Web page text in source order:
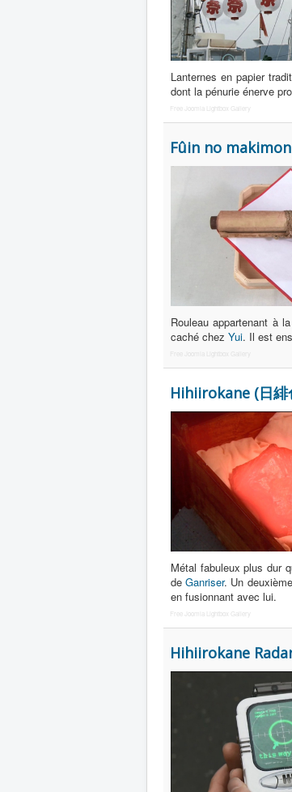
Lanternes en papier
dont la pénurie énerve
Free Joomla Lightbox Gallery
Fûin no
Rouleau appartenant à
caché chez Yui. Il est
Hihiirokane (日
Métal fabuleux plus dur
deGanriser. Un
en fusionnant avec lui.
Free Joomla Lightbox Gallery
Hihiirokane